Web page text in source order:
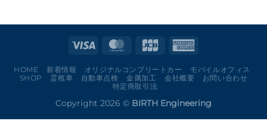
HOME 新着情報 オリジナルコンプリートカー
モバイルオフィス
SHOP
霊柩車 自動車点検 金属加工 会社概要
お問い合わせ
特定商取引法
Copyright 2026 © BIRTH Engineering